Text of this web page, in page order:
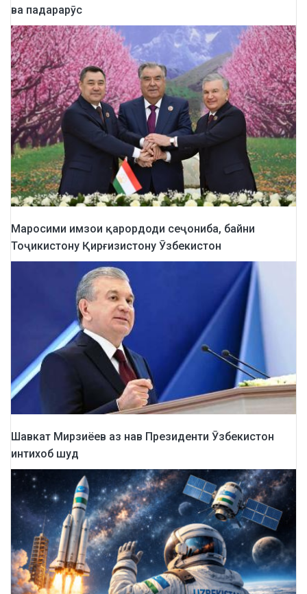
ва падарарӯс
Маросими имзои қарордоди сеҷониба, байни
Тоҷикистону Қирғизистону Ӯзбекистон
Шавкат Мирзиёев аз нав Президенти Ӯзбекистон
интихоб шуд